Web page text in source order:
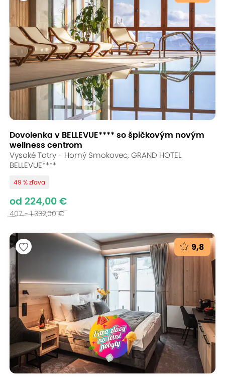
Dovolenka v BELLEVUE**** so špičkovým novým
wellness centrom
Vysoké Tatry - Horný Smokovec, GRAND HOTEL
BELLEVUE****
49 % zľava
od 224,00 €
407 - 1 332,00 €
9,8